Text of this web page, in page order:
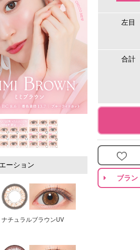
ーション
ナチュラルブラウンUV
左目
合計
ブラン